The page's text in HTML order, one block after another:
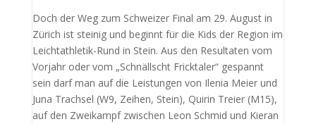
Doch der Weg zum Schweizer Final am 29. August in
Zürich ist steinig und beginnt für die Kids der Region im
Leichtathletik-Rund in Stein. Aus den Resultaten vom
Vorjahr oder vom „Schnällscht Fricktaler“ gespannt
sein darf man auf die Leistungen von Ilenia Meier und
Juna Trachsel (W9, Zeihen, Stein), Quirin Treier (M15),
auf den Zweikampf zwischen Leon Schmid und Kieran